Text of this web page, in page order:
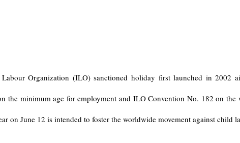
Organization (ILO) sanctioned holiday first launched in 2002
the minimum age for employment and ILO Convention No. 182 on the
on June 12 is intended to foster the worldwide movement against child